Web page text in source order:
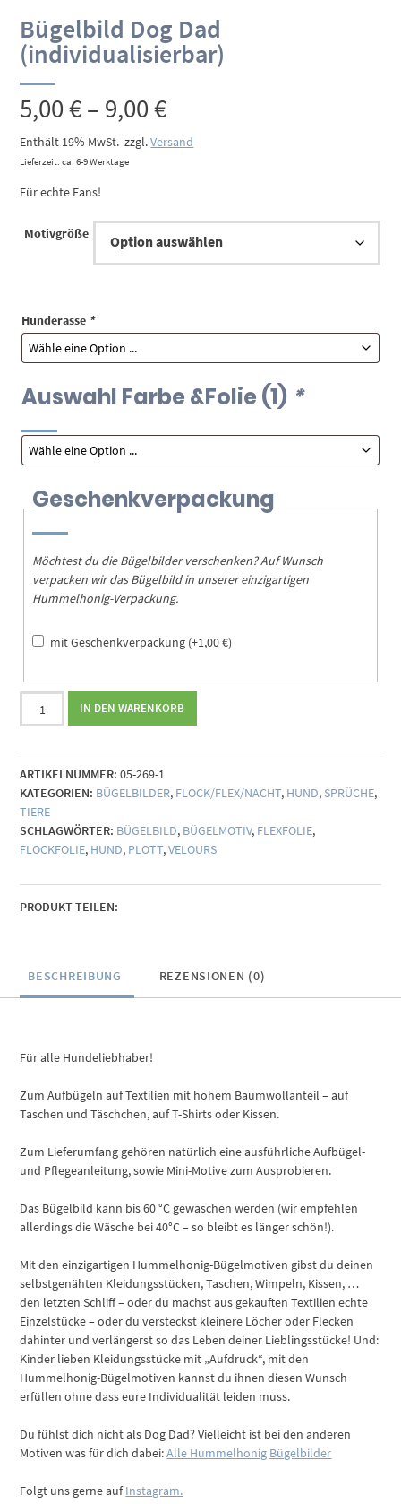
Bügelbild Dog Dad
(individualisierbar)
5,00€– 9,00€Preisspanne:
5,00 €
9,00 €
Enthält 19% MwSt. zzgl.Versand
Lieferzeit: ca. 6-9 Werktage
Für echte Fans!
Motivgröße
Hunderasse *
Auswahl Farbe &Folie (1) *
Geschenkverpackung
Möchtest du die Bügelbilder verschenken? Auf Wunsch
verpacken wir das Bügelbild in unserer einzigartigen
Hummelhonig-Verpackung.
mit Geschenkverpackung (+1,00€)
Bügelbild
Dog
(individualisierbar)
Menge
IN DEN WARENKORB
ARTIKELNUMMER: 05-269-1
KATEGORIEN: BÜGELBILDER, FLOCK/FLEX/NACHT, HUND, SPRÜCHE,
TIERE
SCHLAGWÖRTER: BÜGELBILD, BÜGELMOTIV, FLEXFOLIE,
FLOCKFOLIE, HUND, PLOTT,VELOURS
PRODUKT TEILEN:
BESCHREIBUNG REZENSIONEN (0)
Für alle Hundeliebhaber!
Zum Aufbügeln auf Textilien mit hohem Baumwollanteil – auf
Taschen und Täschchen, auf T-Shirts oder Kissen.
Zum Lieferumfang gehören natürlich eine ausführliche Aufbügel-
und Pflegeanleitung, sowie Mini-Motive zum Ausprobieren.
Das Bügelbild kann bis 60 °C gewaschen werden (wir empfehlen
allerdings die Wäsche bei 40°C – so bleibt es länger schön!).
Mit den einzigartigen Hummelhonig-Bügelmotiven gibst du deinen
selbstgenähten Kleidungsstücken, Taschen, Wimpeln, Kissen, …
den letzten Schliff – oder du machst aus gekauften Textilien echte
Einzelstücke – oder du versteckst kleinere Löcher oder Flecken
dahinter und verlängerst so das Leben deiner Lieblingsstücke! Und:
Kinder lieben Kleidungsstücke mit „Aufdruck“, mit den
Hummelhonig-Bügelmotiven kannst du ihnen diesen Wunsch
erfüllen ohne dass eure Individualität leiden muss.
Du fühlst dich nicht als Dog Dad? Vielleicht ist bei den anderen
Motiven was für dich dabei:Alle Hummelhonig Bügelbilder
Folgt uns gerne aufInstagram.